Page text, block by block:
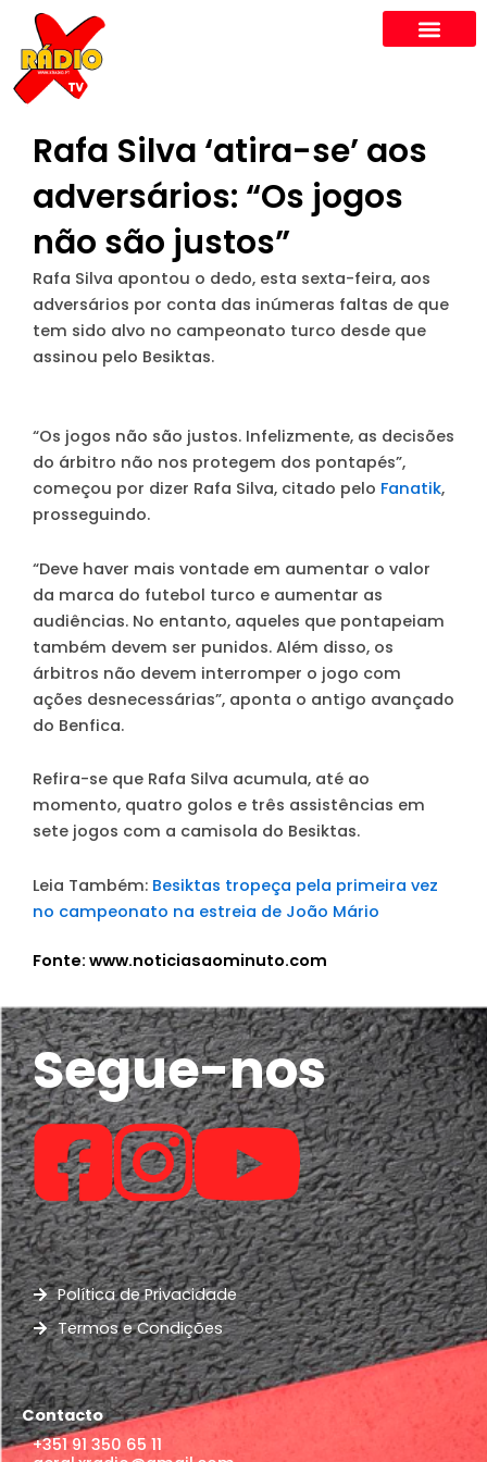
content
Rafa Silva ‘atira-se’ aos
adversários: “Os jogos
não são justos”
Rafa Silva apontou o dedo, esta sexta-feira, aos
adversários por conta das inúmeras faltas de que
tem sido alvo no campeonato turco desde que
assinou pelo Besiktas.
“Os jogos não são justos. Infelizmente, as decisões
do árbitro não nos protegem dos pontapés”,
começou por dizer Rafa Silva, citado pelo Fanatik,
prosseguindo.
“Deve haver mais vontade em aumentar o valor
da marca do futebol turco e aumentar as
audiências. No entanto, aqueles que pontapeiam
também devem ser punidos. Além disso, os
árbitros não devem interromper o jogo com
ações desnecessárias”, aponta o antigo avançado
do Benfica.
Refira-se que Rafa Silva acumula, até ao
momento, quatro golos e três assistências em
sete jogos com a camisola do Besiktas.
Leia Também: Besiktas tropeça pela primeira vez
no campeonato na estreia de João Mário
Fonte: www.noticiasaominuto.com
Segue-nos
Política de Privacidade
Termos e Condições
Contacto
+351 91 350 65 11